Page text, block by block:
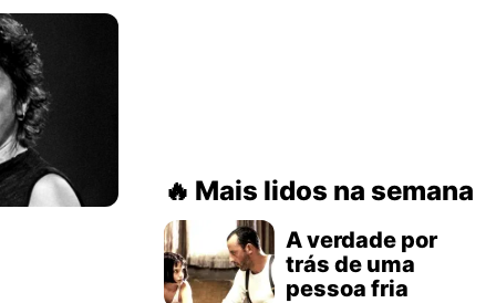
Mais lidos na semana
A verdade por
trás de uma
pessoa fria